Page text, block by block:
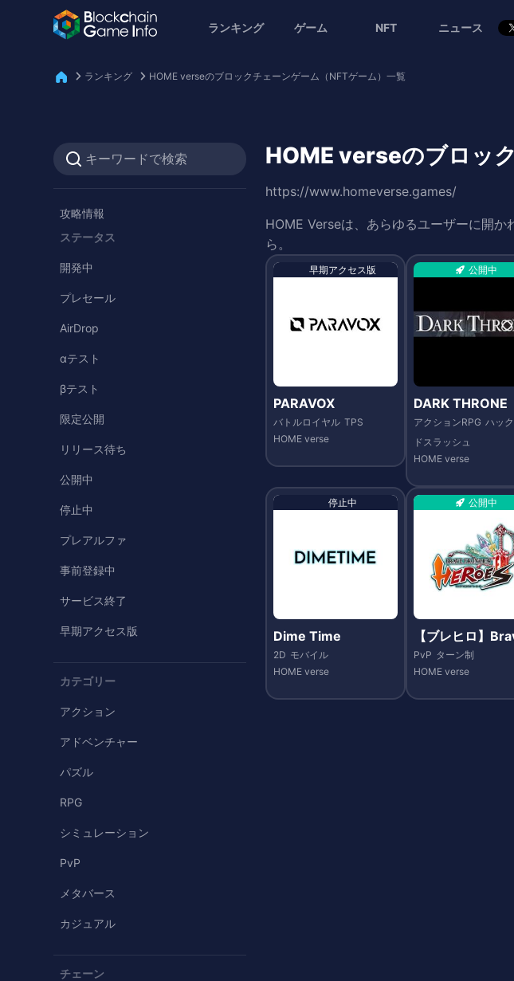
ランキング ゲーム NFT ニュース
ランキング HOME verseのブロックチェーンゲーム（NFTゲーム）一覧
攻略情報
ステータス
開発中
プレセール
AirDrop
αテスト
βテスト
限定公開
リリース待ち
公開中
停止中
プレアルファ
事前登録中
サービス終了
早期アクセス版
カテゴリー
アクション
アドベンチャー
パズル
RPG
シミュレーション
PvP
メタバース
カジュアル
チェーン
HOME verseのブロッ
https://www.homeverse.games/
HOME Verseは、あらゆるユーザーに開
ら。
早期アクセス版
PARAVOX
バトルロイヤル TPS
HOME verse
公開中
DARK THRONE
アクションRPG ハッ
ドスラッシュ
HOME verse
停止中
Dime Time
2D モバイル
HOME verse
公開中
【ブレヒロ】
rontier Heroes（
レイブ フロンテ
EVerse
PvP ターン制
HOME verse